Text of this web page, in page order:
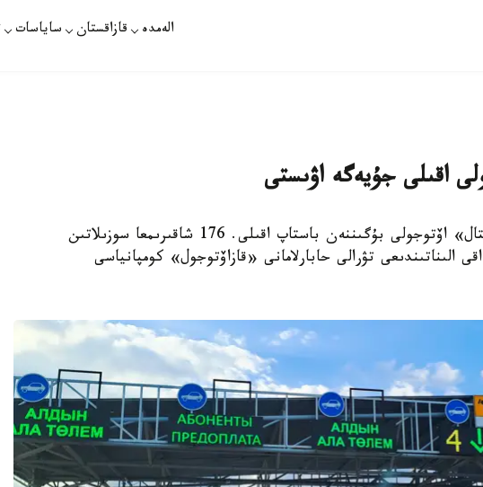
الەمدە قازاقستان ساياسات
اقىلى جۇيەگە اۋىستى
استانا. قازاقپارات - «شۋ- بۋرىلبايتال» اۆتوجولى بۇگىننەن باستاپ اقىلى. 176 شاقىرىمعا سوزىلاتىن
تۋرالى حابارلامانى «قازاۆتوجول» كومپانياسى